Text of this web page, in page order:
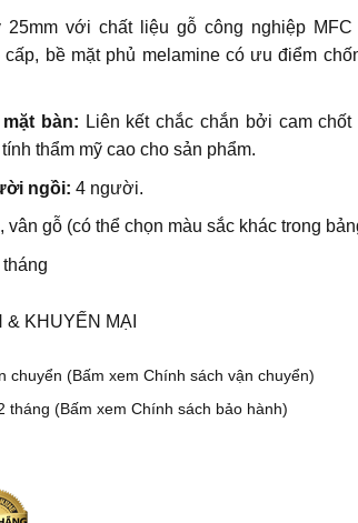
25mm vớichất liệu gỗ công nghiệp
cấp, bề mặt phủ melamine có ưu điểm
bàn: Liên kết chắc chắn bởi cam
thẩm mỹ cao cho sản phẩm.
ngồi: 4 người.
vân gỗ (có thể chọn màu sắc khác trong
tháng
KHUYẾN MẠI
chuyển (Bấm xem Chính sách vận chuyển)
tháng (Bấm xem Chính sách bảo hành)